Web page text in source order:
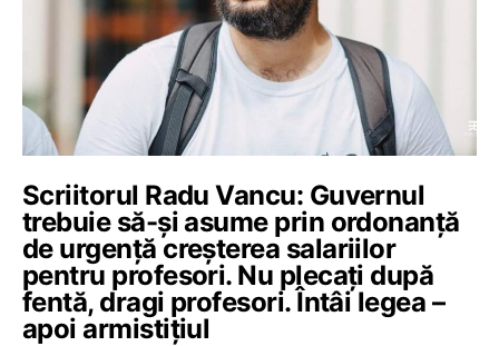
Scriitorul Radu Vancu: Guvernul
trebuie să-și asume prin ordonanță
de urgență creșterea salariilor
pentru profesori. Nu plecați după
fentă, dragi profesori. Întâi legea –
apoi armistițiul